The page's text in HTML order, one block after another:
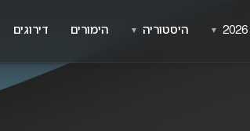
▼ היסטוריה ▼ הימורים דירוגים